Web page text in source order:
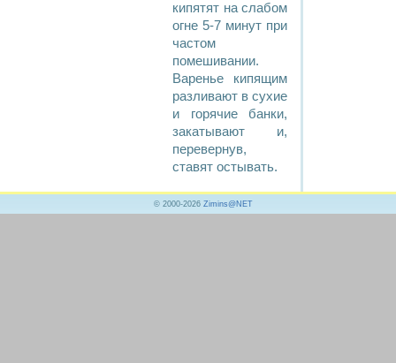
кипятят на слабом
огне 5-7 минут при
частом
помешивании.
Варенье кипящим
разливают в сухие
и горячие банки,
закатывают и,
перевернув,
ставят остывать.
© 2000-2026 Zimins@NET